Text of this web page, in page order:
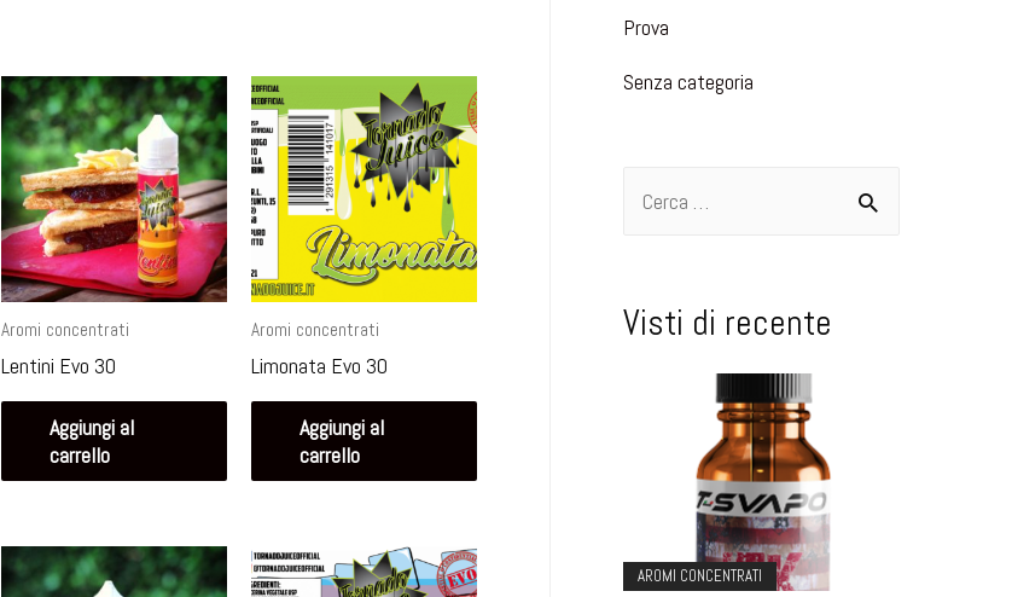
Aromi concentrati
Lentini Evo 30
Aggiungi al
carrello
Aromi concentrati
Limonata Evo 30
Aggiungi al
carrello
Prova
Senza categoria
Visti di recente
AROMI CONCENTRATI